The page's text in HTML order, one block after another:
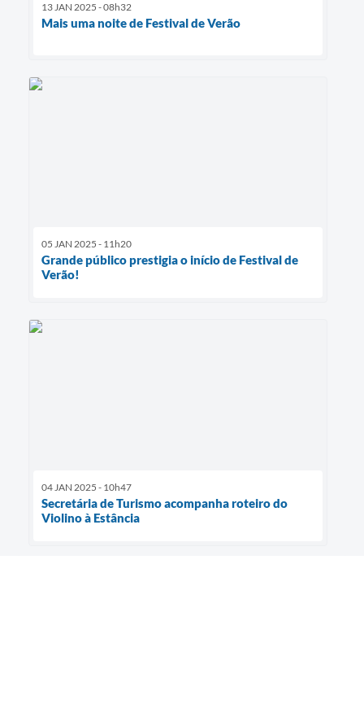
13 JAN 2025 - 08h32
Mais uma noite de Festival de Verão
05 JAN 2025 - 11h20
Grande público prestigia o início de Festival de
Verão!
04 JAN 2025 - 10h47
Secretária de Turismo acompanha roteiro do
Violino à Estância